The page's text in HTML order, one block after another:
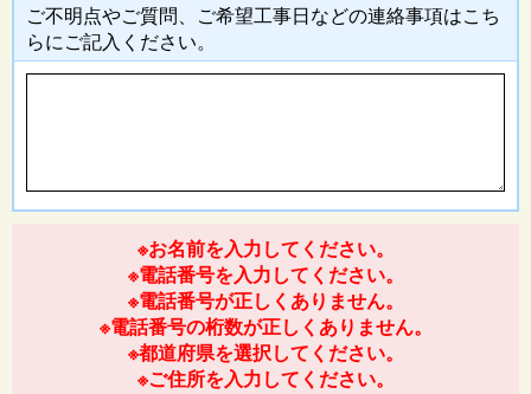
ご不明点やご質問、ご希望工事日などの連絡事項はこち
らにご記入 ください。
※お名前を入力してください。
※電話番号を入力してください。
※電話番号が正しくありません。
※電話番号の桁数が正しくありません。
※都道府県を選択してください。
※ご住所を入力してください。